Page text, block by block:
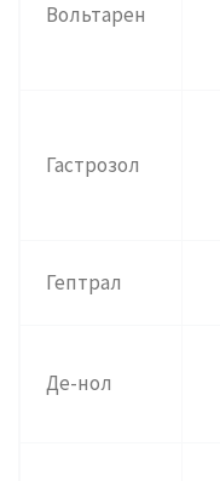
Вольтарен
Гастрозол
Гептрал
Де-нол